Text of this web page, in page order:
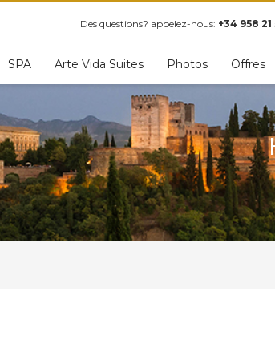
Des questions? appelez-nous: +34 958 21
SPA Arte Vida Suites Photos Offres